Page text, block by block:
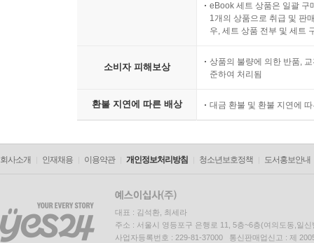
eBook 세트 상품은 일괄 구
1개의 상품으로 취급 및 판
우, 세트 상품 전부 및 세트
소비자 피해보상
상품의 불량에 의한 반품,
준하여 처리됨
환불 지연에 따른 배상 대금 환불 및 환불 지연에
회사소개 인재채용 이용약관 개인정보처리방침 청소년보호정책 도서홍보안내
대표 : 김석환, 최세라
주소 : 서울시 영등포구 은행로 11, 5층~6층(여의도동,일신
사업자등록번호 : 229-81-37000 통신판매업신고 : 제